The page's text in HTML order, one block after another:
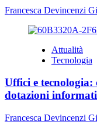
Francesca Devincenzi
Attualità
Tecnologia
Uffici e tecnologia:
dotazioni
Francesca Devincenzi